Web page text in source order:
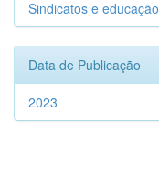
Sindicatos e educação
Data de Publicação
2023